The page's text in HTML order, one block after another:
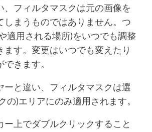
、フィルタマスクは元の画像を
しまうものではありません。つ
適用される場所)をいつでも調整
ます。変更はいつでも変えたり
きます。
ーと違い、フィルタマスクは選
の)エリアにのみ適用されます。
ー上でダブルクリックすること